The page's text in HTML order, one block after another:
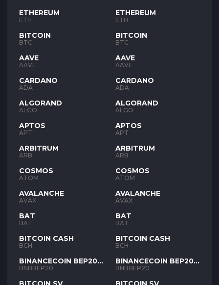
ETHEREUM
ETH
BITCOIN
BTC
AAVE
AAVE
CARDANO
ADA
ALGORAND
ALGO
APTOS
APT
ARBITRUM
ARB
COSMOS
ATOM
AVALANCHE
AVAX
BAT
BAT
BITCOIN CASH
BCH
BINANCECOIN BEP20
BNB
BNBBEP20
ETHEREUM
ETH
BITCOIN
BTC
AAVE
AAVE
CARDANO
ADA
ALGORAND
ALGO
APTOS
APT
ARBITRUM
ARB
COSMOS
ATOM
AVALANCHE
AVAX
BAT
BAT
BITCOIN CASH
BCH
BINANCECOIN BEP20
BNB
BNBBEP20